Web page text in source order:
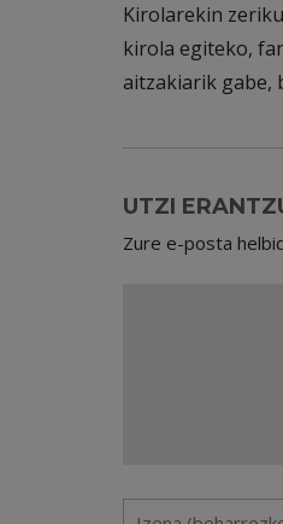
Kirolarekin
kirola egiteko,
aitzakiarik gabe,
UTZI
Zure e-posta